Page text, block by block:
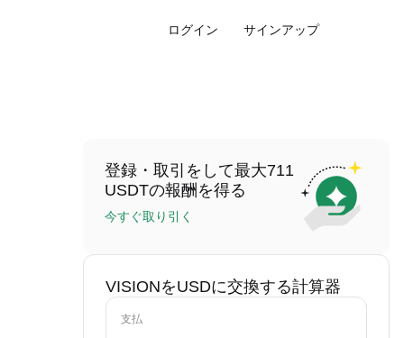
ログイン サインアップ
登録・取引をして最大711
USDTの報酬を得る
今すぐ取り引く
VISIONをUSDに交換する計算器
支払